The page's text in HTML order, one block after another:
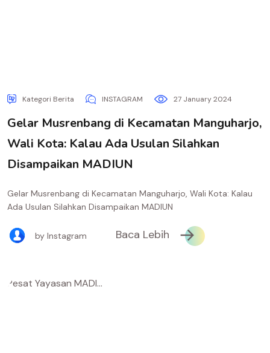
Kategori Berita INSTAGRAM 27 January 2024
Gelar Musrenbang di Kecamatan Manguharjo,
Wali Kota: Kalau Ada Usulan Silahkan
Disampaikan MADIUN
Gelar Musrenbang di Kecamatan Manguharjo, Wali Kota: Kalau
Ada Usulan Silahkan Disampaikan MADIUN
by Instagram Baca Lebih